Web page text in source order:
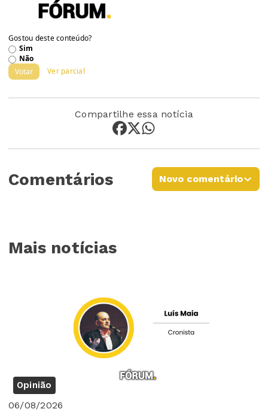
Gostou deste conteúdo?
Sim
Não
Votar
Ver parcial
Compartilhe essa notícia
Comentários Novo comentário
Mais notícias
Opinião
06/08/2026